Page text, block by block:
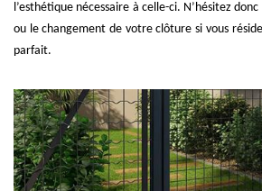
l’esthétique nécessaire à celle-ci. N’hésitez
ou le changement de votre clôture si vous
parfait.